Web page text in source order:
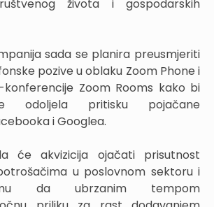
života i gospodarskih
sada se planira preusmjeriti
pozive u oblaku Zoom Phone i
konferencije Zoom Rooms kako bi
odoljela pritisku pojačane
i Googlea.
će akvizicija ojačati prisutnost
u poslovnom sektoru i
da ubrzanim tempom